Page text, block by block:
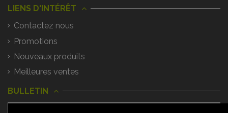
LIENS D'INTÉRÊT
Contactez nous
Promotions
Nouveaux produits
Meilleures ventes
BULLETIN